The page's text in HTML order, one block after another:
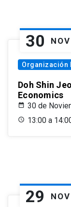
30 NOV
Organización
Doh Shin
Economics
30 de
13:00 a
29 NOV